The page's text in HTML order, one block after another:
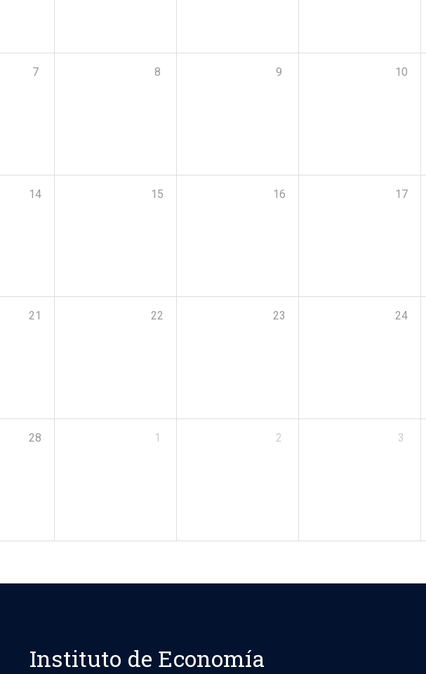
7 8 9 10
14 15 16 17
21 22 23 24
28 1 2 3
Instituto de Economía